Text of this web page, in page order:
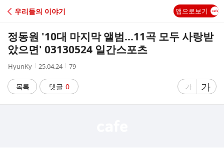
C
A
우리들의 이야기 앱으로보기
정동원 '10대 마지막 앨범...11곡 모두 사랑받
았으면' 03130524 일간스포츠
작
자
HyunKy
작
시
간
25.04.24
조
수
79
목록 댓글 0
글
가
글
자
가